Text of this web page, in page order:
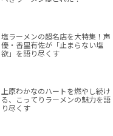
塩ラーメンの超名店を大特集！声
優・香里有佐が「止まらない塩
欲」を語り尽くす
上原わかなのハートを燃やし続け
る、こってりラーメンの魅力を語
り尽くす